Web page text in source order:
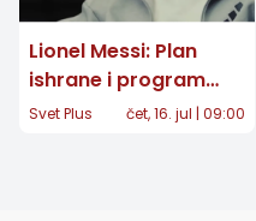
Lionel Messi: Plan
ishrane i program
treninga slavnog
Svet Plus čet, 16. jul | 09:00